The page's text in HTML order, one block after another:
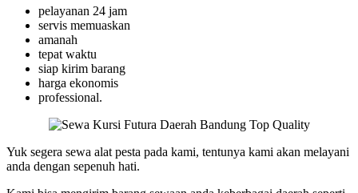
pelayanan 24 jam
servis memuaskan
amanah
tepat waktu
siap kirim barang
harga ekonomis
professional.
Yuk segera sewa alat pesta pada kami, tentunya kami akan melayani
anda dengan sepenuh hati.